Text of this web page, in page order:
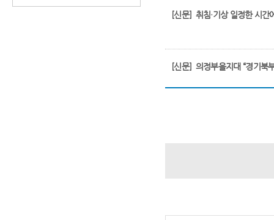
[신문] 취침·기상 일정한 시간
[신문] 의정부을지대 “경기북